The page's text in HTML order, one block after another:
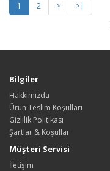
1 2 >
>|
Bilgiler
Hakkımızda
Ürün Teslim Koşulları
Gizlilik Politikası
Şartlar & Koşullar
Müşteri Servisi
İletişim